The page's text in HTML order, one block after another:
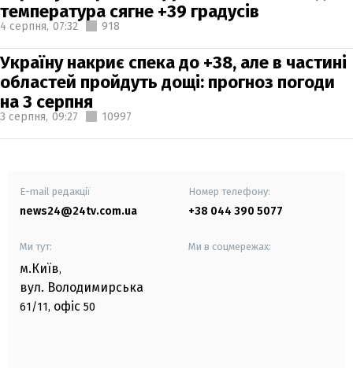
температура сягне +39 градусів
4 серпня, 07:32 918
Україну накриє спека до +38, але в частині
областей пройдуть дощі: прогноз погоди
на 3 серпня
3 серпня, 09:27 10997
E-mail редакції
news24@24tv.com.ua
Номер телефону:
+38 044 390 5077
Ми тут:
м.Київ,
вул. Володимирська
61/11, офіс 50
Ми в соцмережах: